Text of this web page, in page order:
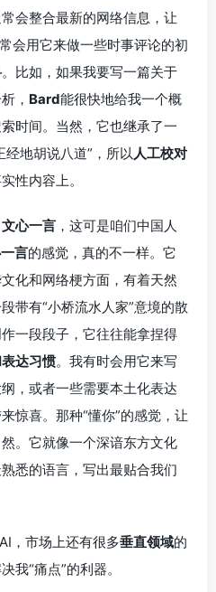
会整合最新的网络信息，让
会用它来做一些时事评论的初
。比如，如果我要写一篇关于
， Bard能很快地给我一个概
时间。当然，它也继承了一
地胡说八道”，所以人工校对
性内容上。
文心一言 ，这可是咱们中国人
言的感觉，真的不一样。它
化和网络梗方面，有着天然
带有“小桥流水人家”意境的散
一段段子，它往往能拿捏得
达习惯。我有时会用它来写
，或者一些需要本土化表达
惊喜。那种“懂你”的感觉，让
。它就像一个深谙东方文化
熟悉的语言，写出最贴合我们
，市场上还有很多垂直领域的
我“痛点”的利器。